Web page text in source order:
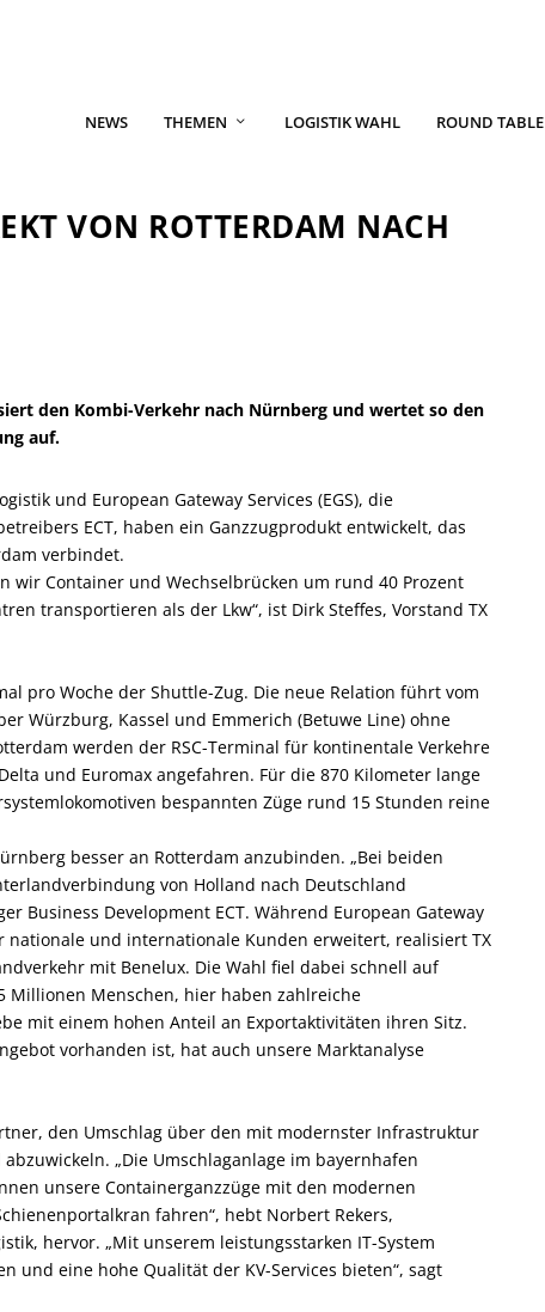
NEWS THEMEN LOGISTIK WAHL ROUND TABLE
VON ROTTERDAM NACH
den Kombi-Verkehr nach Nürnberg und wertet so den
auf.
und European Gateway Services (EGS), die
ECT, haben ein Ganzzugprodukt entwickelt, das
verbindet.
wir Container und Wechselbrücken um rund 40 Prozent
transportieren als der Lkw“, ist Dirk Steffes, Vorstand TX
pro Woche der Shuttle-Zug. Die neue Relation führt vom
Würzburg, Kassel und Emmerich (Betuwe Line) ohne
werden der RSC-Terminal für kontinentale Verkehre
und Euromax angefahren. Für die 870 Kilometer lange
bespannten Züge rund 15 Stunden reine
besser an Rotterdam anzubinden. „Bei beiden
von Holland nach Deutschland
Business Development ECT. Während European Gateway
nationale und internationale Kunden erweitert, realisiert TX
mit Benelux. Die Wahl fiel dabei schnell auf
Menschen, hier haben zahlreiche
mit einem hohen Anteil an Exportaktivitäten ihren Sitz.
vorhanden ist, hat auch unsere Marktanalyse
den Umschlag über den mit modernster Infrastruktur
„Die Umschlaganlage im bayernhafen
unsere Containerganzzüge mit den modernen
fahren“, hebt Norbert Rekers,
hervor. „Mit unserem leistungsstarken IT-System
und eine hohe Qualität der KV-Services bieten“, sagt